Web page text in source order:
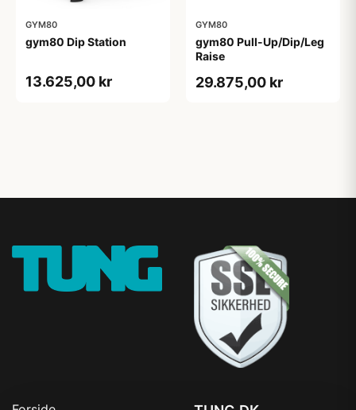
GYM80
gym80 Dip Station
13.625,00 kr
GYM80
gym80 Pull-Up/Dip/Leg
Raise
29.875,00 kr